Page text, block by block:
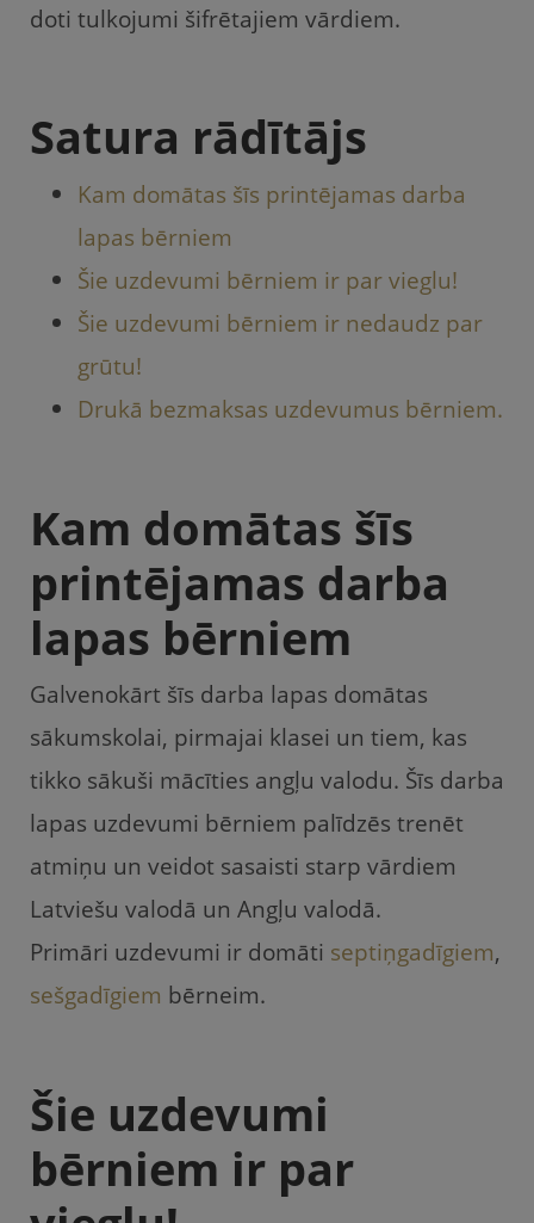
doti tulkojumi šifrētajiem vārdiem.
Satura rādītājs
Kam domātas šīs printējamas darba
lapas bērniem
Šie uzdevumi bērniem ir par vieglu!
Šie uzdevumi bērniem ir nedaudz par
grūtu!
Drukā bezmaksas uzdevumus bērniem.
Kam domātas šīs
printējamas darba
lapas bērniem
Galvenokārt šīs darba lapas domātas
sākumskolai, pirmajai klasei un tiem, kas
tikko sākuši mācīties angļu valodu. Šīs darba
lapas uzdevumi bērniem palīdzēs trenēt
atmiņu un veidot sasaisti starp vārdiem
Latviešu valodā un Angļu valodā.
Primāri uzdevumi ir domāti septiņgadīgiem,
sešgadīgiem bērneim.
Šie uzdevumi
bērniem ir par